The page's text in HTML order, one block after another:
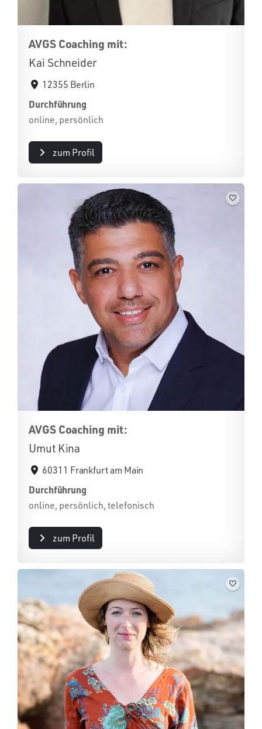
AVGS Coaching mit:
Kai Schneider
12355 Berlin
Durchführung
online, persönlich
zum Profil
AVGS Coaching mit:
Umut Kina
60311 Frankfurt am Main
Durchführung
online, persönlich, telefonisch
zum Profil